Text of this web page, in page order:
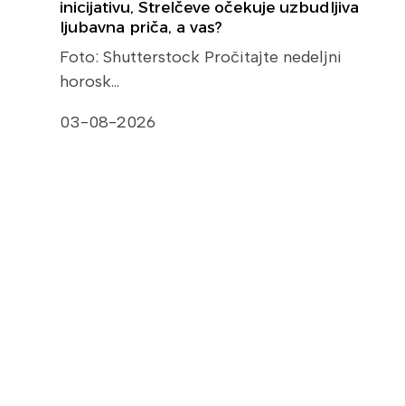
inicijativu, Strelčeve očekuje uzbudljiva
ljubavna priča, a vas?
Foto: Shutterstock Pročitajte nedeljni
horosk…
03-08-2026